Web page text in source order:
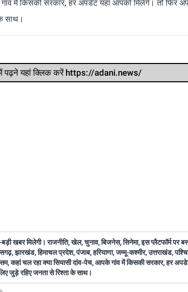
में किसकी सरकार, हर अपडेट यहां आपको मिलेंगे। तो फिर
साथ।
में पढ़ने यहां क्लिक करें https://adani.news/
खबर मिलेगी। राजनीति, खेल, चुनाव, बिजनेस, सिनेमा, इस प्लैटफॉर्म पर
झारखंड, हिमाचल प्रदेश, पंजाब, हरियाणा, जम्मू-कश्मीर, उत्तराखंड,
कहां चल रहा क्या सियासी दांव-पेच, आपके गांव में किसकी सरकार, हर
जुड़े रहिए जनता से रिश्ता के साथ।